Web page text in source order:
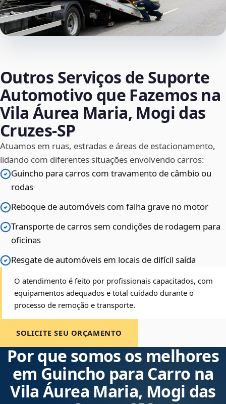
Outros Serviços de Suporte
Automotivo que Fazemos na
Vila Áurea Maria, Mogi das
Cruzes‑SP
Atuamos em ruas, estradas e áreas de estacionamento,
lidando com diferentes situações envolvendo carros:
Guincho para carros com travamento de câmbio ou
rodas
Reboque de automóveis com falha grave no motor
Transporte de carros sem condições de rodagem para
oficinas
Resgate de automóveis em locais de difícil saída
O atendimento é feito por profissionais capacitados, com
equipamentos adequados e total cuidado durante o
processo de remoção e transporte.
SOLICITE SEU ORÇAMENTO
Por que somos os melhores
em Guincho para Carro na
Vila Áurea Maria, Mogi das